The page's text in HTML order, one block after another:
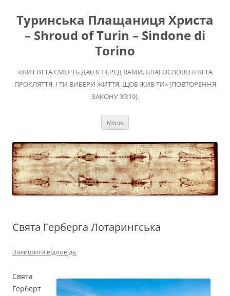
вмісту
Туринська Плащаниця Христа
– Shroud of Turin – Sindone di
Torino
«ЖИТТЯ ТА СМЕРТЬ ДАВ Я ПЕРЕД ВАМИ, БЛАГОСЛОВЕННЯ ТА
ПРОКЛЯТТЯ. І ТИ ВИБЕРИ ЖИТТЯ, ЩОБ ЖИВ ТИ» (ПОВТОРЕННЯ
ЗАКОНУ 30:19).
Меню
Свята Герберга Лотарингська
Залишити відповідь
Свята
Герберт